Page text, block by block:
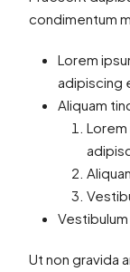
condimentum
Lorem
adipiscing
Aliquam
Ut non gravida